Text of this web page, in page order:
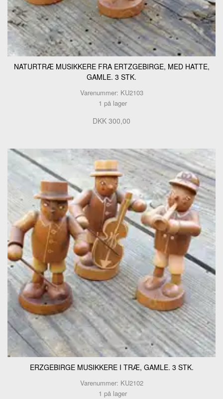
NATURTRÆ MUSIKKERE FRA ERTZGEBIRGE, MED HATTE,
GAMLE. 3 STK.
Varenummer: KU2103
1 på lager
DKK 300,00
ERZGEBIRGE MUSIKKERE I TRÆ, GAMLE. 3 STK.
Varenummer: KU2102
1 på lager